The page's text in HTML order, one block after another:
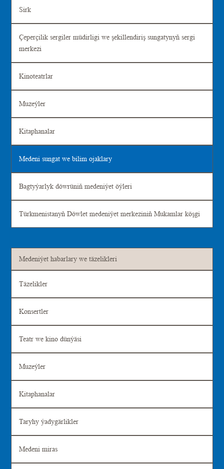
Sirk
Çeperçilik sergiler müdirligi we şekillendiriş sungatynyň sergi
merkezi
Kinoteatrlar
Muzeýler
Kitaphanalar
Medeni sungat we bilim ojaklary
Bagtyýarlyk döwrüniň medeniýet öýleri
Türkmenistanyň Döwlet medeniýet merkeziniň Mukamlar köşgi
Medeniýet habarlary we täzelikleri
Täzelikler
Konsertler
Teatr we kino dünýäsi
Muzeýler
Kitaphanalar
Taryhy ýadygärlikler
Medeni miras